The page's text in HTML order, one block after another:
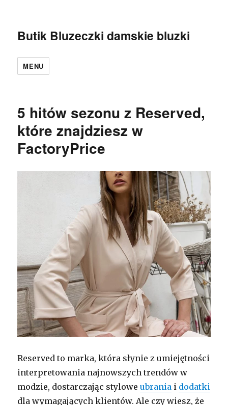
Butik Bluzeczki damskie bluzki
MENU
5 hitów sezonu z Reserved,
które znajdziesz w
FactoryPrice
Reserved to marka, która słynie z umiejętności
interpretowania najnowszych trendów w
modzie, dostarczając styloweubrania i dodatki
dla wymagających klientów. Ale czy wiesz, że